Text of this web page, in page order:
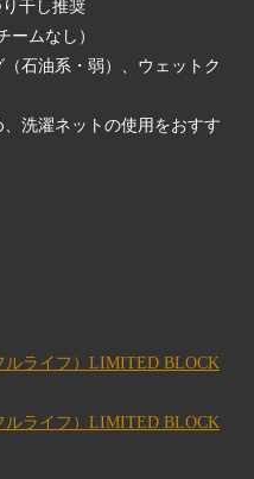
干し推奨
ームなし）
石油系・弱）、ウェットク
洗濯ネットの使用をおすす
ルライフ）LIMITED BLOCK
ルライフ）LIMITED BLOCK